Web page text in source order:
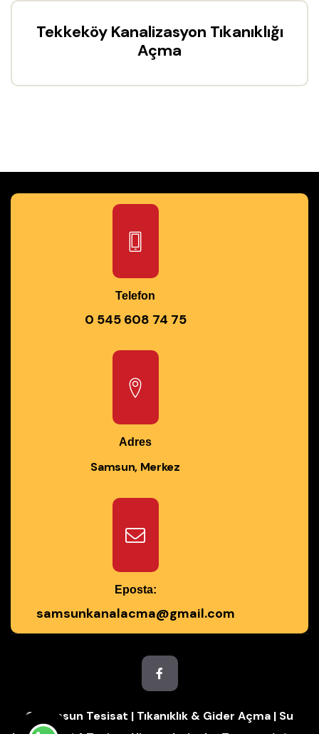
Tekkeköy Kanalizasyon Tıkanıklığı
Açma
Telefon
0 545 608 74 75
Adres
Samsun, Merkez
Eposta:
samsunkanalacma@gmail.com
© Samsun Tesisat | Tıkanıklık & Gider Açma | Su